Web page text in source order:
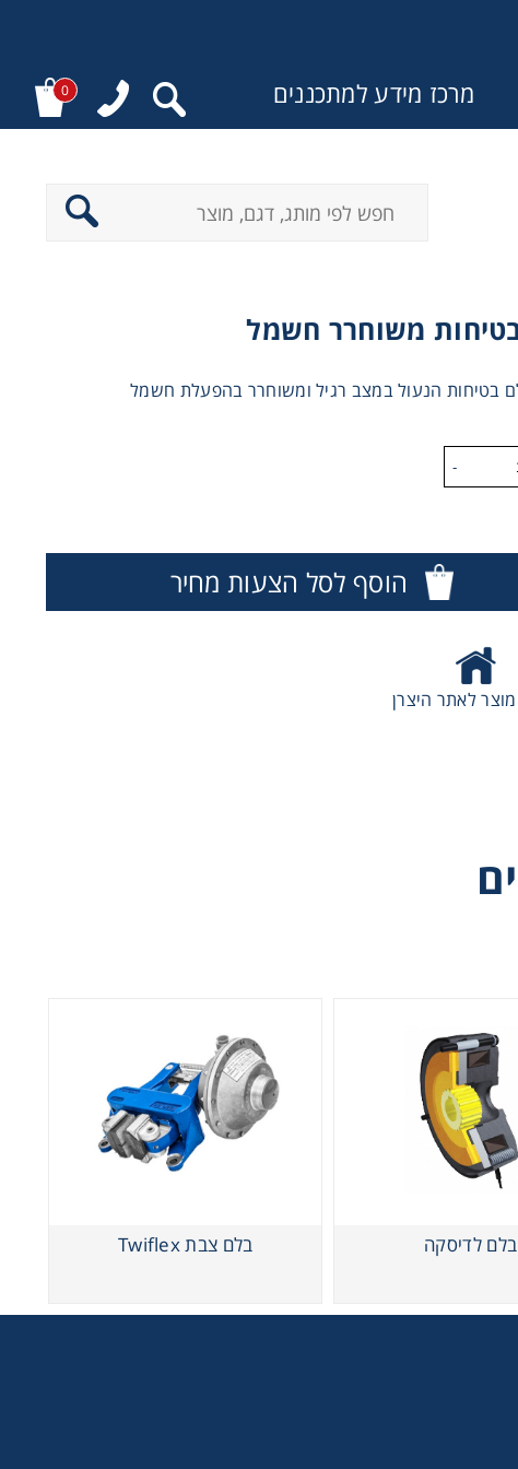
מרכז מידע למתכננים 0
משוחרר חשמל
בטיחות הנעול במצב רגיל ומשוחרר בהפעלת חשמל
-
הוסף לסל הצעות מחיר
לאתר היצרן
בלם לדיסקה בלם צבת Twiflex